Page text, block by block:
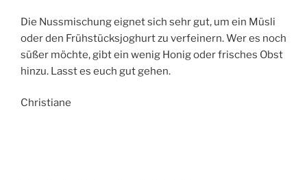
Die Nussmischung eignet sich sehr gut, um ein Müsli
oder den Frühstücksjoghurt zu verfeinern. Wer es noch
süßer möchte, gibt ein wenig Honig oder frisches Obst
hinzu. Lasst es euch gut gehen.
Christiane